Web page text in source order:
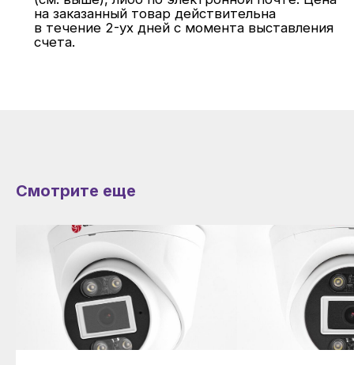
Смотрите еще
Отправить
Нажимая на кнопку вы соглашаетесь с нашей
политикой конфиденциальности
Каталог продукции